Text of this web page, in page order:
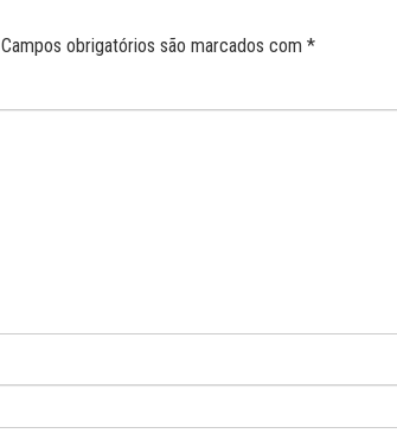
Campos obrigatórios são marcados com *